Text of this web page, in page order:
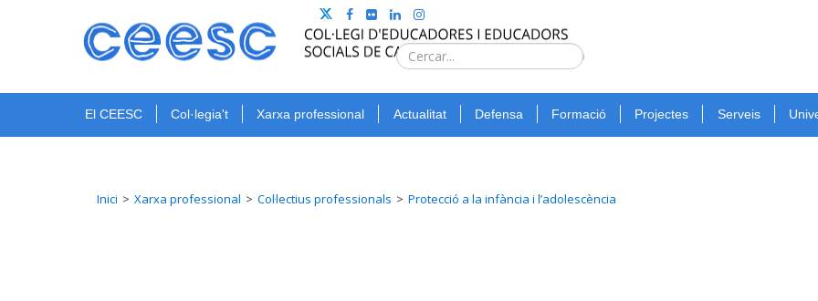
Type 2 or
for
results.
Cerca
El CEESC Col·legia't Xarxa professional Actualitat Defensa Formació Projectes Serveis
Inici Xarxa professional Col·lectius professionals Protecció a la infància i l’adolescència